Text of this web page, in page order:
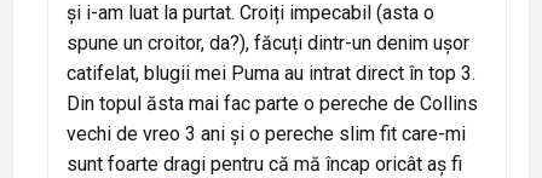
și i-am luat la purtat. Croiți impecabil (asta o
spune un croitor, da?), făcuți dintr-un denim ușor
catifelat, blugii mei Puma au intrat direct în top 3.
Din topul ăsta mai fac parte o pereche de Collins
vechi de vreo 3 ani și o pereche slim fit care-mi
sunt foarte dragi pentru că mă încap oricât aș fi